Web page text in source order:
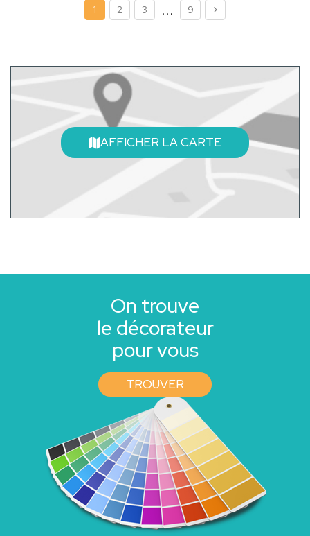
1 2 3 ... 9
AFFICHER LA CARTE
On trouve
le décorateur
pour vous
TROUVER